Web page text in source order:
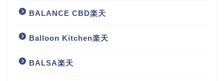
BALANCE CBD楽天
Balloon Kitchen楽天
BALSA楽天